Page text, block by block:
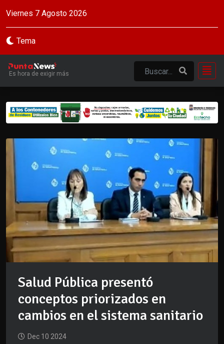
Viernes 7 Agosto 2026
Tema
Es hora de exigir más
Salud Pública presentó
conceptos priorizados en
cambios en el sistema sanitario
Dec 10 2024